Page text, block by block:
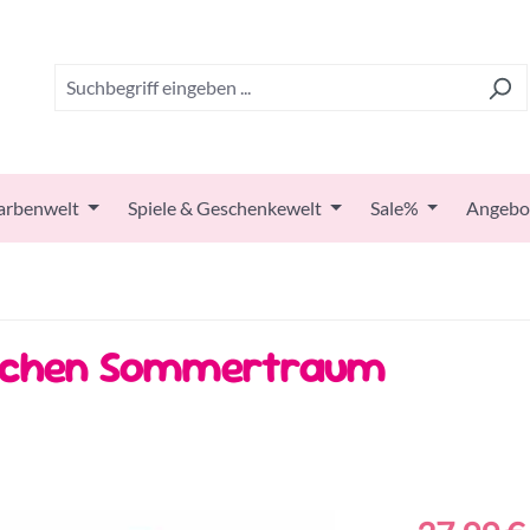
Spiele & Geschenkewelt Sale%
Sommertraum
Regulärer